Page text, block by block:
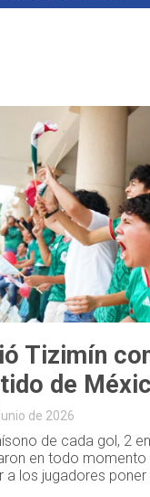
Tizimín
de
de 2026
de cada gol, 2
en todo
a los jugadores